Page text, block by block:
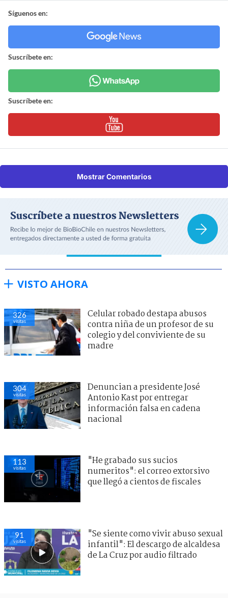
Síguenos en:
Suscríbete en:
Suscríbete en:
Mostrar Comentarios
VISTO AHORA
326
visitas
Celular robado destapa abusos
contra niña de un profesor de su
colegio y del conviviente de su
madre
304
visitas
Denuncian a presidente José
Antonio Kast por entregar
información falsa en cadena
nacional
113
visitas
"He grabado sus sucios
numeritos": el correo extorsivo
que llegó a cientos de fiscales
91
visitas
"Se siente como vivir abuso sexual
infantil": El descargo de alcaldesa
de La Cruz por audio filtrado